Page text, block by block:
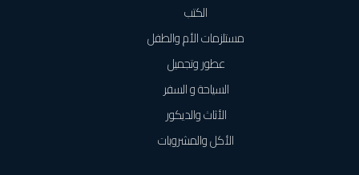
الكتب
مستلزمات الأم والطفل
عطور وتجميل
السياحة و السفر
الأثاث والديكور
الأكل والمشروبات